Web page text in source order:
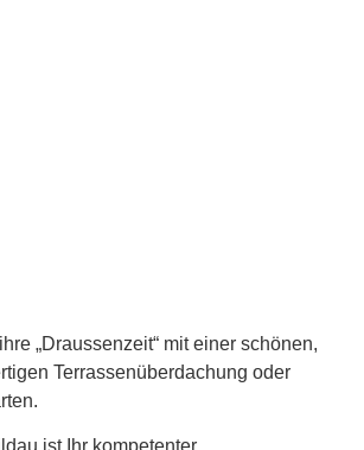
„Draussenzeit“ mit einer schönen,
Terrassenüberdachung oder